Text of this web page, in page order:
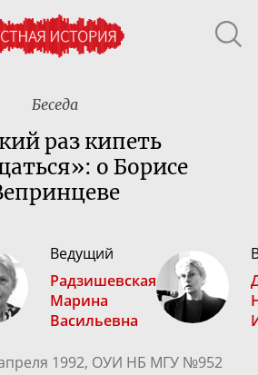
Беседа
раз кипеть
о Борисе
Ведущий
Радзишевская
Марина
Васильевна
1992, ОУИ НБ МГУ №952